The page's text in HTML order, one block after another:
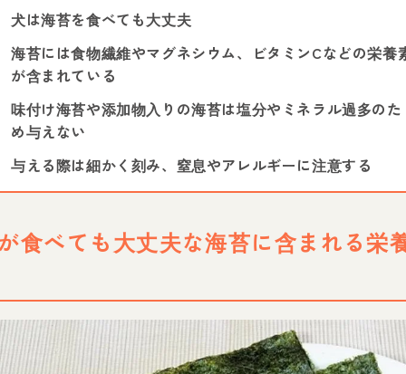
犬は海苔を食べても大丈夫
海苔には食物繊維やマグネシウム、ビタミンCなどの栄養
が含まれている
味付け海苔や添加物入りの海苔は塩分やミネラル過多のた
め与えない
与える際は細かく刻み、窒息やアレルギーに注意する
食べても大丈夫な海苔に含まれる栄